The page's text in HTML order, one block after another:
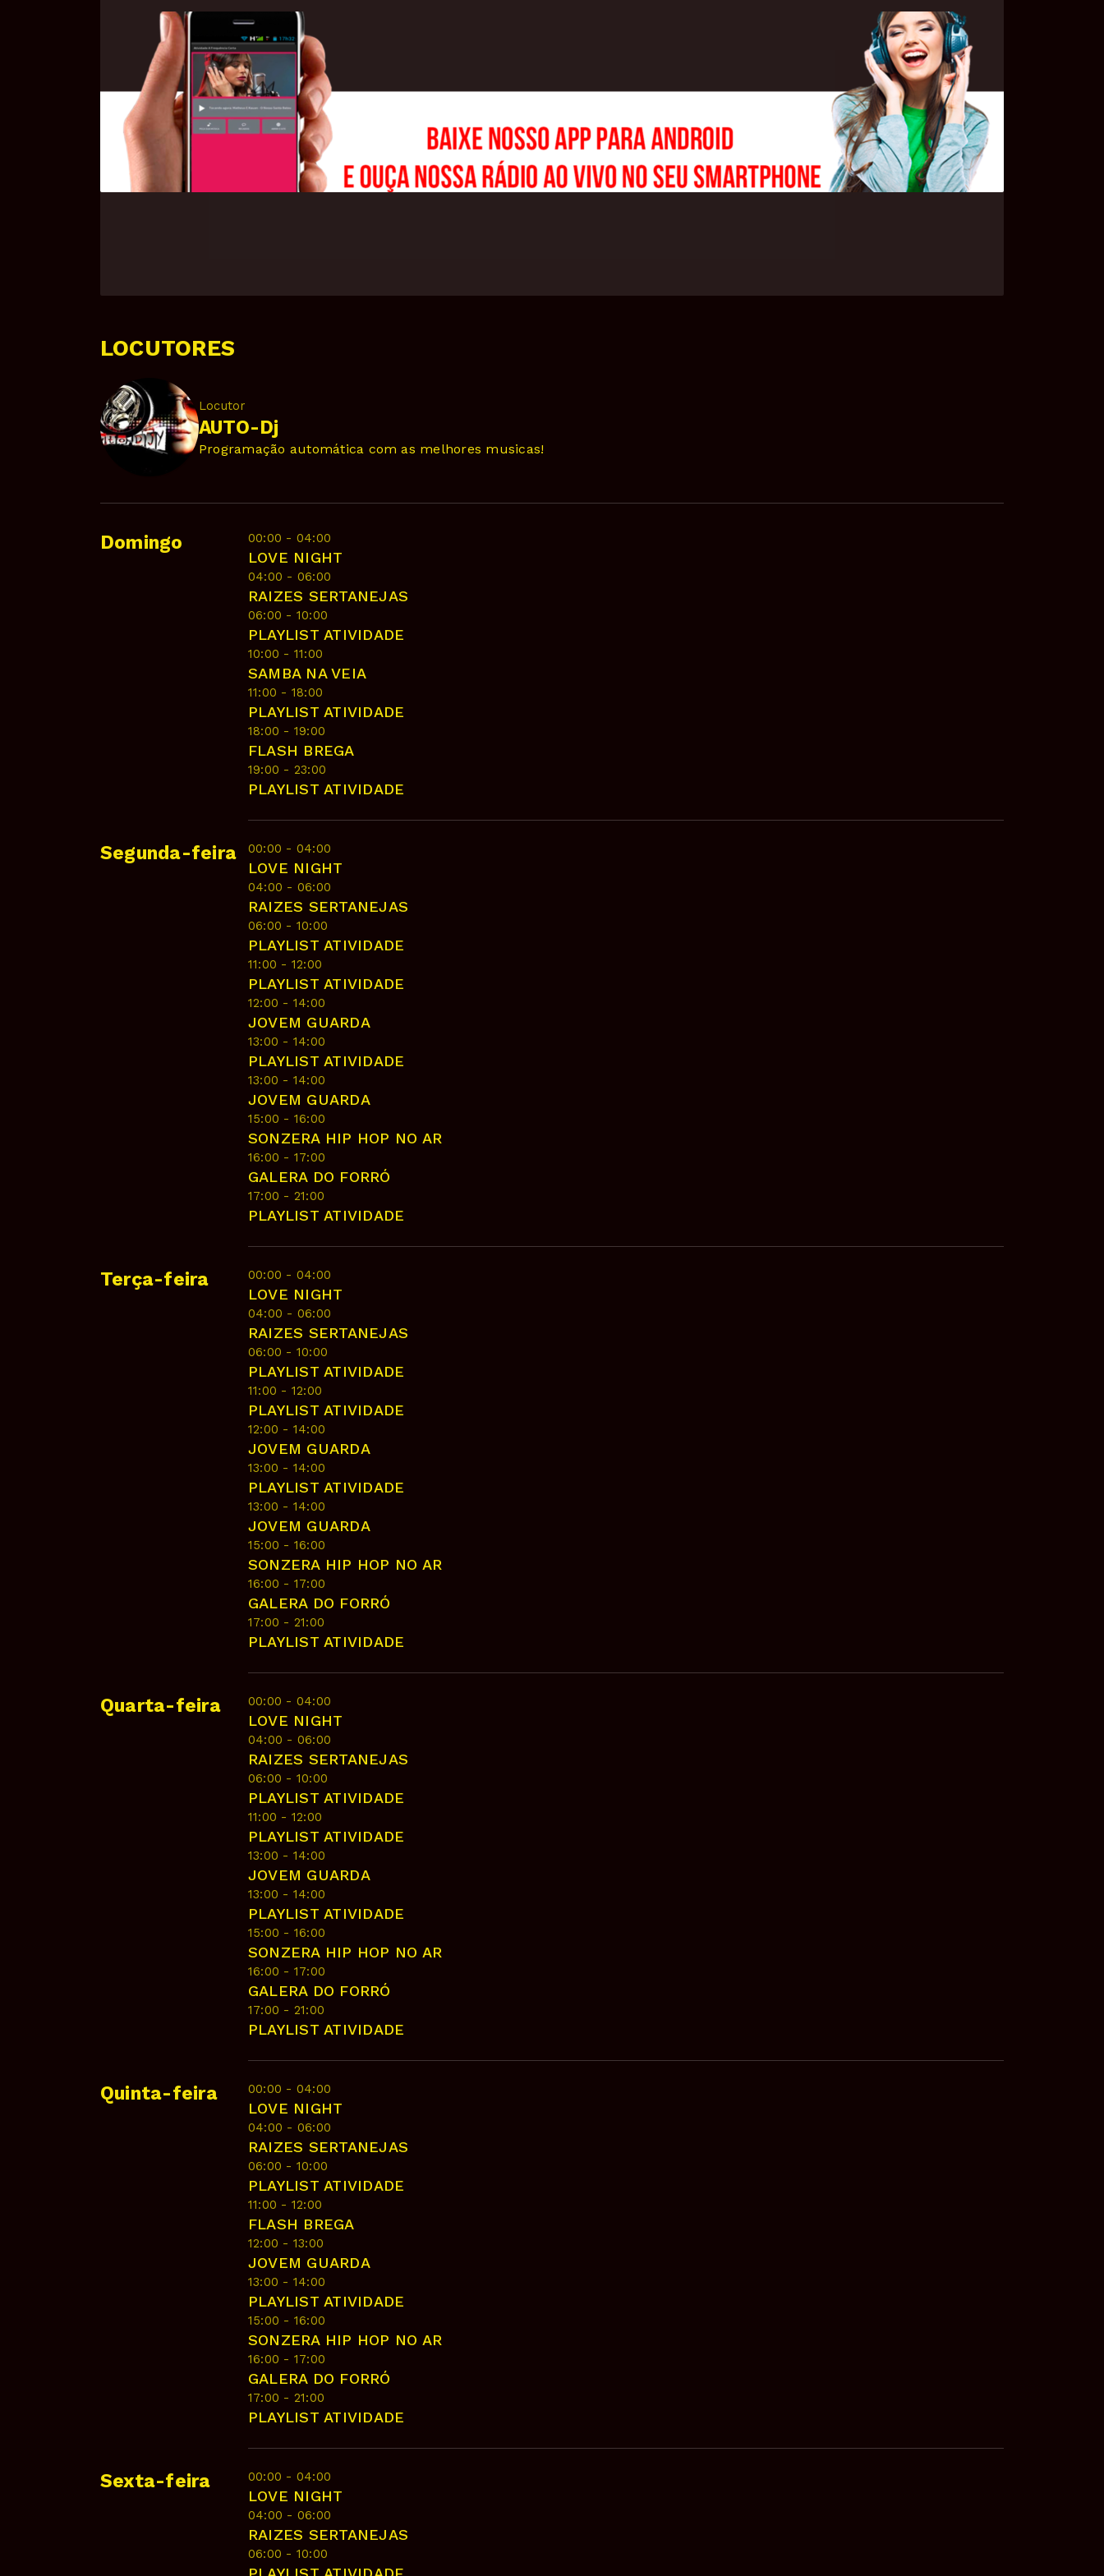
LOCUTORES
Locutor
AUTO-Dj
Programação automática com as melhores musicas!
Domingo 00:00 - 04:00
LOVE NIGHT
04:00 - 06:00
RAIZES SERTANEJAS
06:00 - 10:00
PLAYLIST ATIVIDADE
10:00 - 11:00
SAMBA NA VEIA
11:00 - 18:00
PLAYLIST ATIVIDADE
18:00 - 19:00
FLASH BREGA
19:00 - 23:00
PLAYLIST ATIVIDADE
Segunda-feira 00:00 - 04:00
LOVE NIGHT
04:00 - 06:00
RAIZES SERTANEJAS
06:00 - 10:00
PLAYLIST ATIVIDADE
11:00 - 12:00
PLAYLIST ATIVIDADE
12:00 - 14:00
JOVEM GUARDA
13:00 - 14:00
PLAYLIST ATIVIDADE
13:00 - 14:00
JOVEM GUARDA
15:00 - 16:00
SONZERA HIP HOP NO AR
16:00 - 17:00
GALERA DO FORRÓ
17:00 - 21:00
PLAYLIST ATIVIDADE
Terça-feira 00:00 - 04:00
LOVE NIGHT
04:00 - 06:00
RAIZES SERTANEJAS
06:00 - 10:00
PLAYLIST ATIVIDADE
11:00 - 12:00
PLAYLIST ATIVIDADE
12:00 - 14:00
JOVEM GUARDA
13:00 - 14:00
PLAYLIST ATIVIDADE
13:00 - 14:00
JOVEM GUARDA
15:00 - 16:00
SONZERA HIP HOP NO AR
16:00 - 17:00
GALERA DO FORRÓ
17:00 - 21:00
PLAYLIST ATIVIDADE
Quarta-feira 00:00 - 04:00
LOVE NIGHT
04:00 - 06:00
RAIZES SERTANEJAS
06:00 - 10:00
PLAYLIST ATIVIDADE
11:00 - 12:00
PLAYLIST ATIVIDADE
13:00 - 14:00
JOVEM GUARDA
13:00 - 14:00
PLAYLIST ATIVIDADE
15:00 - 16:00
SONZERA HIP HOP NO AR
16:00 - 17:00
GALERA DO FORRÓ
17:00 - 21:00
PLAYLIST ATIVIDADE
Quinta-feira 00:00 - 04:00
LOVE NIGHT
04:00 - 06:00
RAIZES SERTANEJAS
06:00 - 10:00
PLAYLIST ATIVIDADE
11:00 - 12:00
FLASH BREGA
12:00 - 13:00
JOVEM GUARDA
13:00 - 14:00
PLAYLIST ATIVIDADE
15:00 - 16:00
SONZERA HIP HOP NO AR
16:00 - 17:00
GALERA DO FORRÓ
17:00 - 21:00
PLAYLIST ATIVIDADE
Sexta-feira 00:00 - 04:00
LOVE NIGHT
04:00 - 06:00
RAIZES SERTANEJAS
06:00 - 10:00